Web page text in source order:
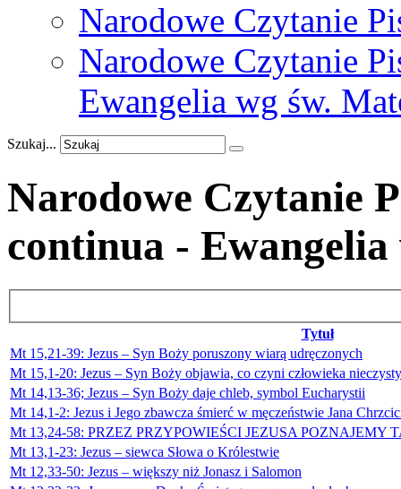
Narodowe Czytanie
Narodowe Czytanie
Ewangelia wg św.
Szukaj...
Narodowe Czytanie
continua - Ewangelia
Tytuł
Mt 15,21-39: Jezus – Syn Boży poruszony wiarą udręczonych
Mt 15,1-20: Jezus – Syn Boży objawia, co czyni człowieka
Mt 14,13-36; Jezus – Syn Boży daje chleb, symbol Eucharystii
Mt 14,1-2: Jezus i Jego zbawcza śmierć w męczeństwie Jana
Mt 13,24-58: PRZEZ PRZYPOWIEŚCI JEZUSA POZNAJEMY
Mt 13,1-23: Jezus – siewca Słowa o Królestwie
Mt 12,33-50: Jezus – większy niż Jonasz i Salomon